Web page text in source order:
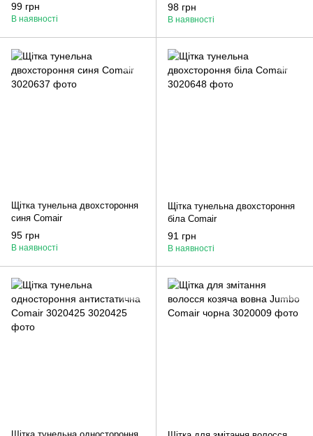
99 грн
В наявності
98 грн
В наявності
Щітка тунельна двохстороння
синя Comair
95 грн
В наявності
Щітка тунельна двохстороння
біла Comair
91 грн
В наявності